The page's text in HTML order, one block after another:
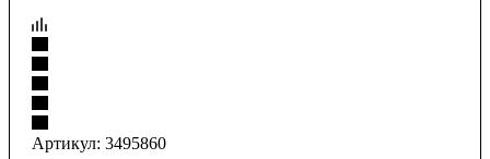
Артикул: 3495860